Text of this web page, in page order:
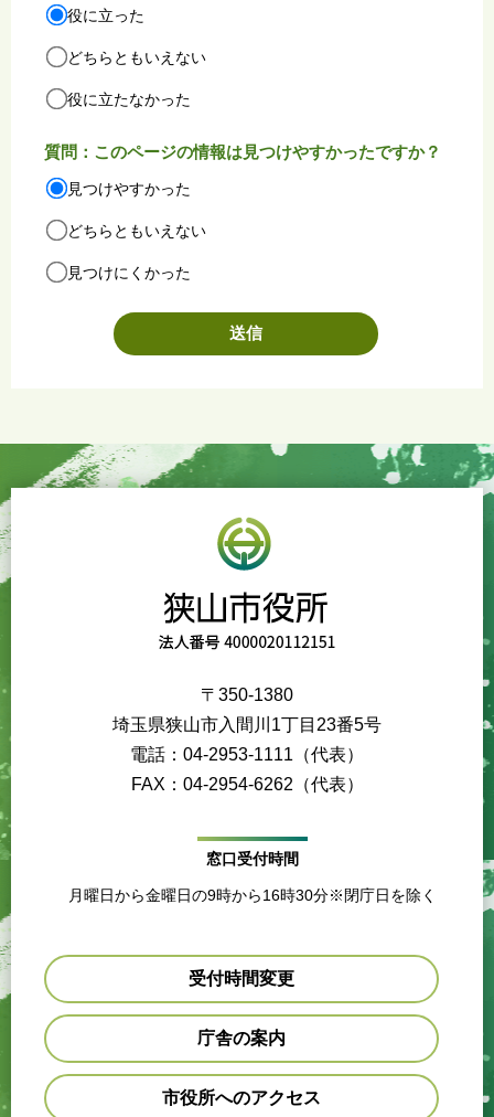
役に立った
どちらともいえない
役に立たなかった
質問：このページの情報は見つけやすかったですか？
見つけやすかった
どちらともいえない
見つけにくかった
〒350-1380
埼玉県狭山市入間川1丁目23番5号
電話：04-2953-1111（代表）
FAX：04-2954-6262（代表）
窓口受付時間
月曜日から金曜日の9時から16時30分※閉庁日を除く
受付時間変更
庁舎の案内
市役所へのアクセス